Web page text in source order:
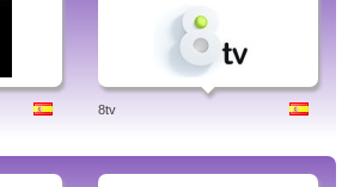
8tv